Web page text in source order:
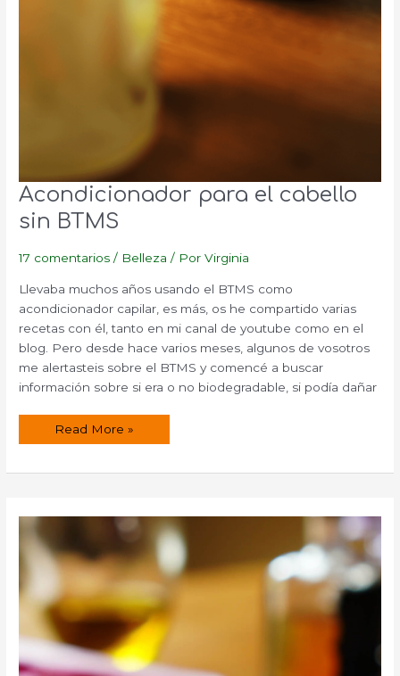
Acondicionador para el cabello
sin BTMS
17 comentarios / Belleza / PorVirginia
Llevaba muchos años usando el BTMS como
acondicionador capilar, es más, os he compartido varias
recetas con él, tanto en mi canal de youtube como en el
blog. Pero desde hace varios meses, algunos de vosotros
me alertasteis sobre el BTMS y comencé a buscar
información sobre si era o no biodegradable, si podía dañar
Acondicionador
sin
Read More »